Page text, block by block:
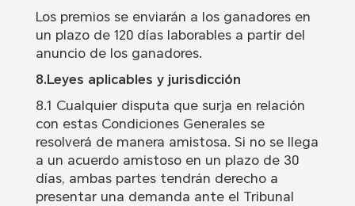
Los premios se enviarán a los ganadores en
un plazo de 120 días laborables a partir del
anuncio de los ganadores.
8.Leyes aplicables y jurisdicción
8.1 Cualquier disputa que surja en relación
con estas Condiciones Generales se
resolverá de manera amistosa. Si no se llega
a un acuerdo amistoso en un plazo de 30
días, ambas partes tendrán derecho a
presentar una demanda ante el Tribunal